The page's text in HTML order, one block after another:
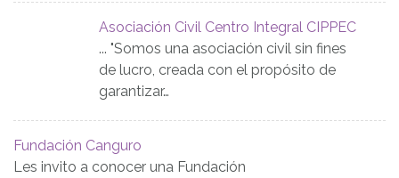
Asociación Civil Centro Integral CIPPEC
... "Somos una asociación civil sin fines
de lucro, creada con el propósito de
garantizar…
Fundación Canguro
Les invito a conocer una Fundación